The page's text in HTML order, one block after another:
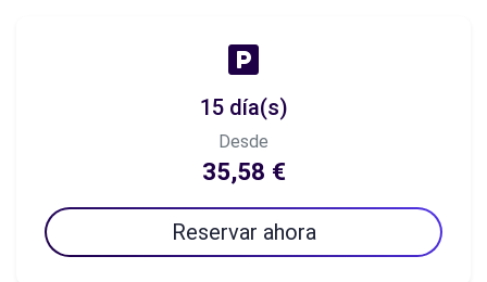
15 día(s)
Desde
35,58 €
Reservar ahora